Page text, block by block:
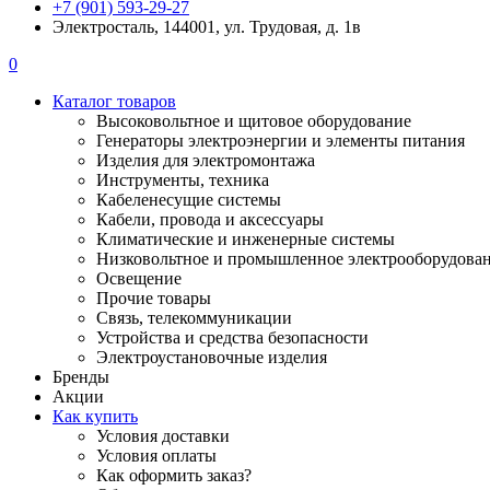
+7 (901) 593-29-27
Электросталь, 144001, ул. Трудовая, д. 1в
0
Каталог товаров
Высоковольтное и щитовое оборудование
Генераторы электроэнергии и элементы питания
Изделия для электромонтажа
Инструменты, техника
Кабеленесущие системы
Кабели, провода и аксессуары
Климатические и инженерные системы
Низковольтное и промышленное
Освещение
Прочие товары
Связь, телекоммуникации
Устройства и средства безопасности
Электроустановочные изделия
Бренды
Акции
Как купить
Условия доставки
Условия оплаты
Как оформить заказ?